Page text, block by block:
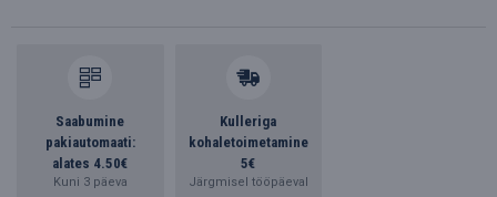
Saabumine
pakiautomaati:
alates 4.50€
Kuni 3 päeva
Kulleriga
kohaletoimetamine
5€
Järgmisel tööpäeval